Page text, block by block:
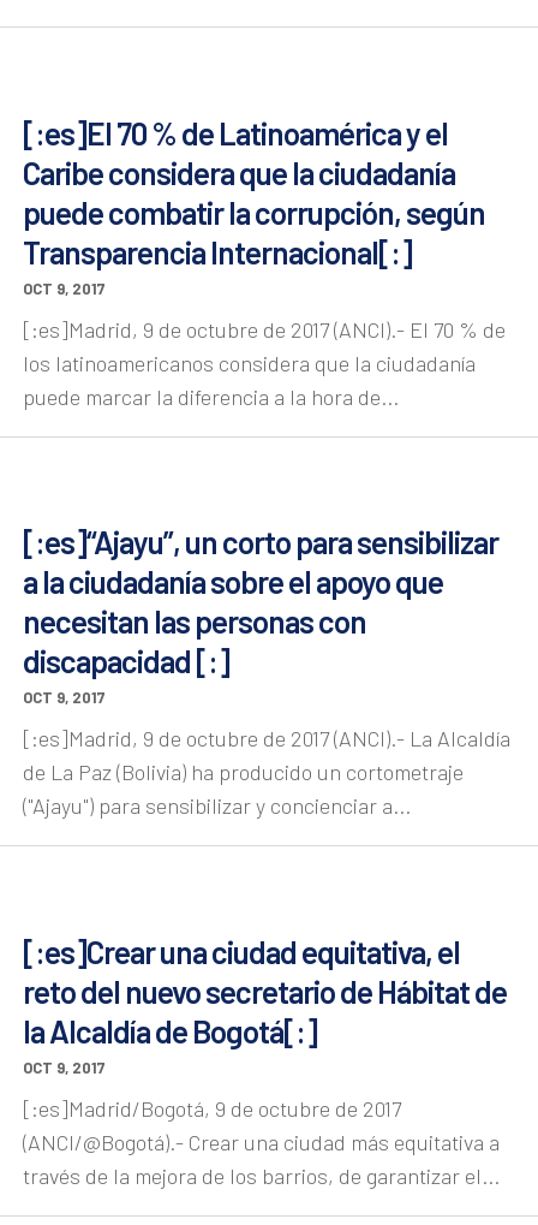
[:es]El 70 % de Latinoamérica y el
Caribe considera que la ciudadanía
puede combatir la corrupción, según
Transparencia Internacional[:]
OCT 9, 2017
[:es]Madrid, 9 de octubre de 2017 (ANCI).- El 70 % de
los latinoamericanos considera que la ciudadanía
puede marcar la diferencia a la hora de...
[:es]“Ajayu”, un corto para sensibilizar
a la ciudadanía sobre el apoyo que
necesitan las personas con
discapacidad [:]
OCT 9, 2017
[:es]Madrid, 9 de octubre de 2017 (ANCI).- La Alcaldía
de La Paz (Bolivia) ha producido un cortometraje
("Ajayu") para sensibilizar y concienciar a...
[:es]Crear una ciudad equitativa, el
reto del nuevo secretario de Hábitat de
la Alcaldía de Bogotá[:]
OCT 9, 2017
[:es]Madrid/Bogotá, 9 de octubre de 2017
(ANCI/@Bogotá).- Crear una ciudad más equitativa a
través de la mejora de los barrios, de garantizar el...